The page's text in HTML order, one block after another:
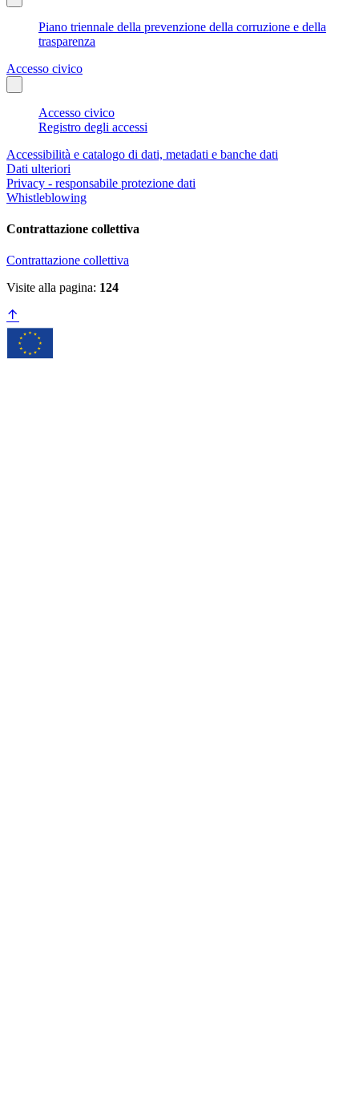
Piano triennale della prevenzione della corruzione e della
trasparenza
Accesso civico
Accesso civico
Registro degli accessi
Accessibilità e catalogo di dati, metadati e banche dati
Dati ulteriori
Privacy - responsabile protezione dati
Whistleblowing
Contrattazione collettiva
Contrattazione collettiva
Visite alla pagina: 124